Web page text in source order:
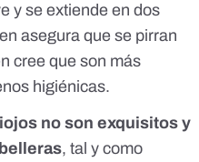
y se extiende en dos
asegura que se pirran
cree que son más
higiénicas.
no son exquisitos y
, tal y como